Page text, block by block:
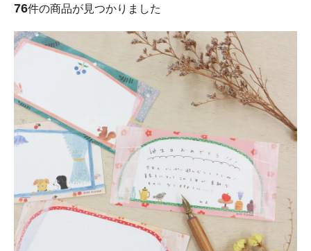
76件の商品が見つかりました